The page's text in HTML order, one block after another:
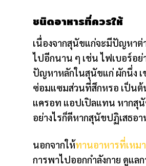
ชนิดอาหารที่ควรให้
เนื่องจากสุนัขแก่จะมีปัญหาต่
ไปอีกนาน ๆ เช่น ไฟเบอร์อ
ปัญหาหลักในสุนัขแก่ ผักนึ่ง เ
ซ่อมแซมส่วนที่สึกหรอ เป็นต้
แครอท แอปเปิลแทน หากสุนั
อย่างไรก็ดีหากสุนัขปฏิเสธ
นอกจากให้ทานอาหารที่เหม
การพาไปออกกำลังกาย ดูแ